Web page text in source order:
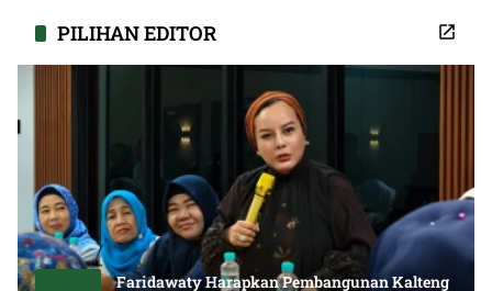
PILIHAN EDITOR
Faridawaty Harapkan Pembangunan Kalteng